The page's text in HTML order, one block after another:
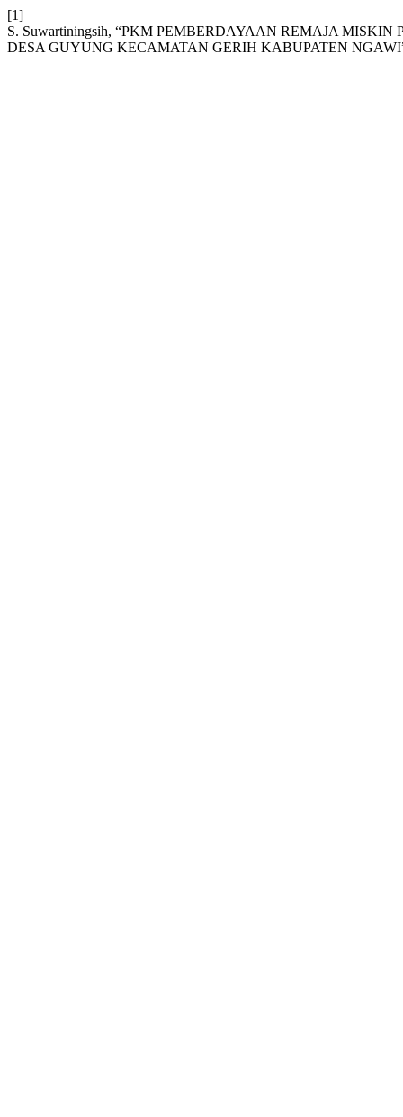
[1]
S. Suwartiningsih, “PKM PEMBERDAYAAN REMAJA
DESA GUYUNG KECAMATAN GERIH KABUPATEN